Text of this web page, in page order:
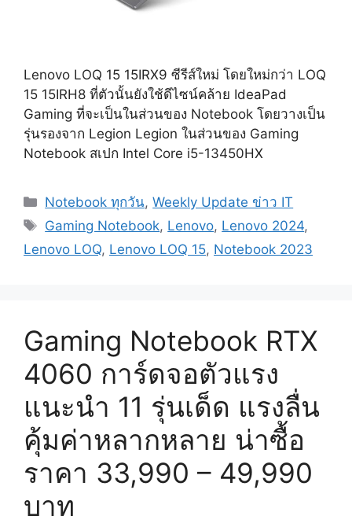
Lenovo LOQ 15 15IRX9 ซีรีส์ใหม่ โดยใหม่กว่า LOQ
15 15IRH8 ที่ตัวนั้นยังใช้ดีไซน์คล้าย IdeaPad
Gaming ที่จะเป็นในส่วนของ Notebook โดยวางเป็น
รุ่นรองจาก Legion Legion ในส่วนของ Gaming
Notebook สเปก Intel Core i5-13450HX
Categories
Notebook ทุกวัน,Weekly Update ข่าว IT
Tags
Gaming Notebook, Lenovo, Lenovo 2024,
Lenovo LOQ, Lenovo LOQ 15, Notebook 2023
Gaming Notebook RTX
4060 การ์ดจอตัวแรง
แนะนำ 11 รุ่นเด็ด แรงลื่น
คุ้มค่าหลากหลาย น่าซื้อ
ราคา 33,990 – 49,990
บาท